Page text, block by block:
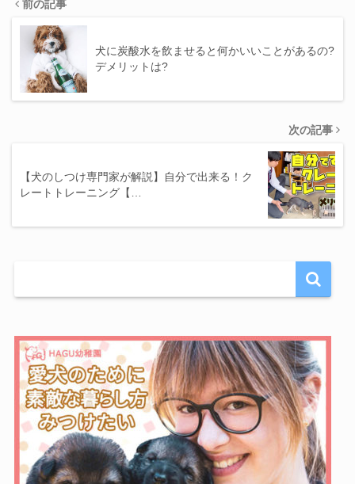
前の記事
犬に炭酸水を飲ませると何かいいことがあるの?
デメリットは?
次の記事
【犬のしつけ専門家が解説】自分で出来る！ク
レートトレーニング【…